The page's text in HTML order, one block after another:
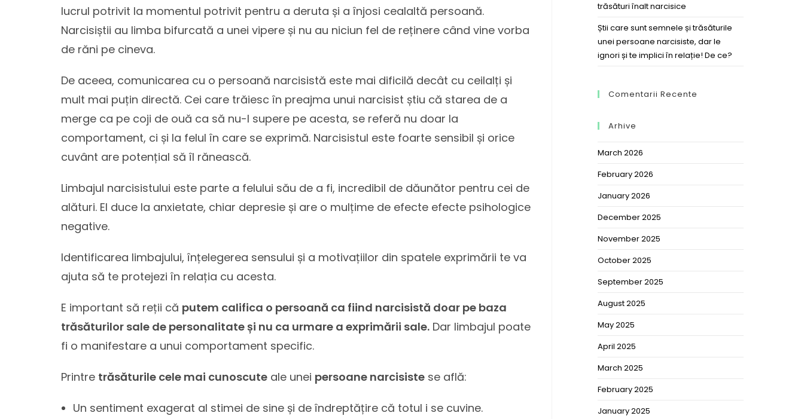
lucrul potrivit la momentul potrivit pentru a deruta și a înjosi cealaltă persoană.
Narcisiștii au limba bifurcată a unei vipere și nu au niciun fel de reținere când vine vorba
de răni pe cineva.
De aceea, comunicarea cu o persoană narcisistă este mai dificilă decât cu ceilalți și
mult mai puțin directă. Cei care trăiesc în preajma unui narcisist știu că starea de a
merge ca pe coji de ouă ca să nu-l supere pe acesta, se referă nu doar la
comportament, ci și la felul în care se exprimă. Narcisistul este foarte sensibil și orice
cuvânt are potențial să îl rănească.
Limbajul narcisistului este parte a felului său de a fi, incredibil de dăunător pentru cei de
alături. El duce la anxietate, chiar depresie și are o mulțime de efecte efecte psihologice
negative.
Identificarea limbajului, înțelegerea sensului și a motivațiilor din spatele exprimării te va
ajuta să te protejezi în relația cu acesta.
E important să reții că putem califica o persoană ca fiind narcisistă doar pe baza
trăsăturilor sale de personalitate și nu ca urmare a exprimării sale.Dar limbajul poate
fi o manifestare a unui comportament specific.
Printre trăsăturile cele mai cunoscuteale unei persoane narcisistese află:
Un sentiment exagerat al stimei de sine și de îndreptățire că totul i se cuvine.
trăsături înalt narcisice
Știi care sunt semnele și trăsăturile
unei persoane narcisiste, dar le
ignori și te implici în relație! De ce?
Comentarii Recente
Arhive
March 2026
February 2026
January 2026
December 2025
November 2025
October 2025
September 2025
August 2025
May 2025
April 2025
March 2025
February 2025
January 2025